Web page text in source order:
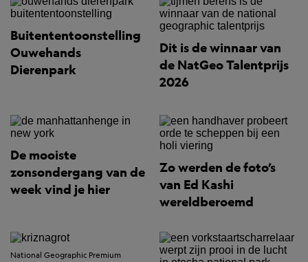
Buitententoonstelling
Ouwehands
Dierenpark
Dit is de winnaar van
de NatGeo Talentprijs
2026
De mooiste
zonsondergang van de
week vind je hier
Zo werden de foto’s
van Ed Kashi
wereldberoemd
National Geographic Premium